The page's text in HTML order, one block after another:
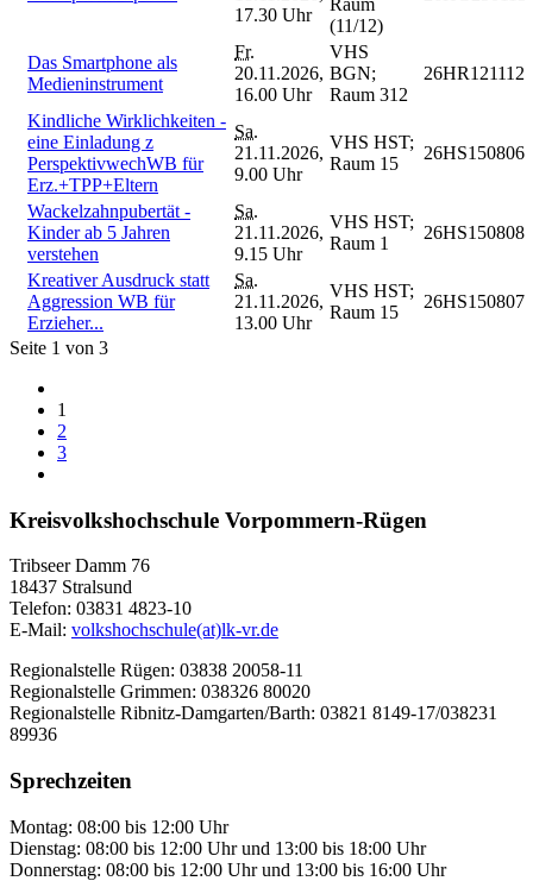
17.30 Uhr
(11/12)
Das Smartphone als
Medieninstrument
Fr.
20.11.2026,
16.00 Uhr
VHS
BGN;
Raum 312
26HR121112
Kindliche Wirklichkeiten -
eine Einladung z
PerspektivwechWB für
Erz.+TPP+Eltern
Sa.
21.11.2026,
9.00 Uhr
VHS HST;
Raum 15
26HS150806
Wackelzahnpubertät -
Kinder ab 5 Jahren
verstehen
Sa.
21.11.2026,
9.15 Uhr
VHS HST;
Raum 1
26HS150808
Kreativer Ausdruck statt
Aggression WB für
Erzieher...
Sa.
21.11.2026,
13.00 Uhr
VHS HST;
Raum 15
26HS150807
Seite 1 von 3
1
2
3
Kreisvolkshochschule Vorpommern-Rügen
Tribseer Damm 76
18437 Stralsund
Telefon: 03831 4823-10
E-Mail: volkshochschule(at)lk-vr.de
Regionalstelle Rügen: 03838 20058-11
Regionalstelle Grimmen: 038326 80020
Regionalstelle Ribnitz-Damgarten/Barth: 03821 8149-17/038231
89936
Sprechzeiten
Montag: 08:00 bis 12:00 Uhr
Dienstag: 08:00 bis 12:00 Uhr und 13:00 bis 18:00 Uhr
Donnerstag: 08:00 bis 12:00 Uhr und 13:00 bis 16:00 Uhr